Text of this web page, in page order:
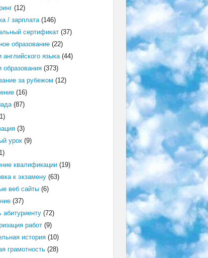
(12)
/ зарплата(146)
сертификат(37)
образование(22)
английского языка(44)
образования(373)
за рубежом (12)
(16)
(87)
(3)
урок(9)
квалификации(19)
к экзамену(63)
веб сайты(6)
(37)
(72)
работ(9)
история(10)
грамотность(28)